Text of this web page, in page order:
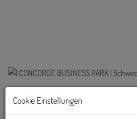
Beschreibung
Cookie Einstellungen